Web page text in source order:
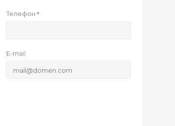
Телефон *
E-mail